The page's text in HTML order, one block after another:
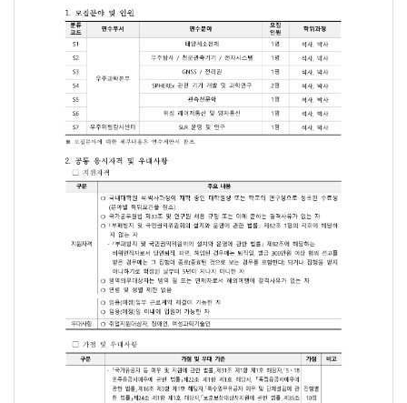
2024년 한국천문연구원 학생연수원 채용공고(한국천문연구원)
21세기 우주시대를 선도하는 최고의 수준의 「한국천문연구원」에서
2024.4.29.
한국천문연구원장